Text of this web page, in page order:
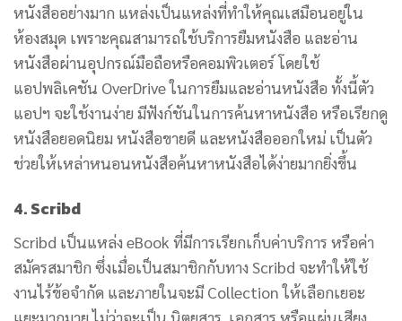
หนังสืออย่างมาก แหล่งเป็นแหล่งที่ทำให้คุณเสมือนอยู่ใน
ห้องสมุด เพราะคุณสามารถใช้บริการยืมหนังสือ และอ่าน
หนังสือผ่านอุปกรณ์มือถือหรือคอมพิวเตอร์ โดยใช้
แอปพลิเคชัน OverDrive ในการยืมและอ่านหนังสือ ทั้งนี้ตัว
แอปฯ จะใช้งานง่าย มีฟังก์ชันในการค้นหาหนังสือ หรือเรียกดู
หนังสือยอดนิยม หนังสือขายดี และหนังสือออกใหม่ เป็นตัว
ช่วยให้เหล่าหนอนหนังสือค้นหาหนังสือได้ง่ายมากยิ่งขึ้น
4. Scribd
Scribd เป็นแหล่ง eBook ที่มีการเรียกเก็บค่าบริการ หรือค่า
สมัครสมาชิก ซึ่งเมื่อเป็นสมาชิกกับทาง Scribd จะทำให้ใช้
งานไร้ข้อจำกัด และภายในจะมี Collection ให้เลือกเยอะ
แยะมากมาย ไม่ว่าจะเป็น นิตยสาร, เอกสาร หรือแผ่นเสียง